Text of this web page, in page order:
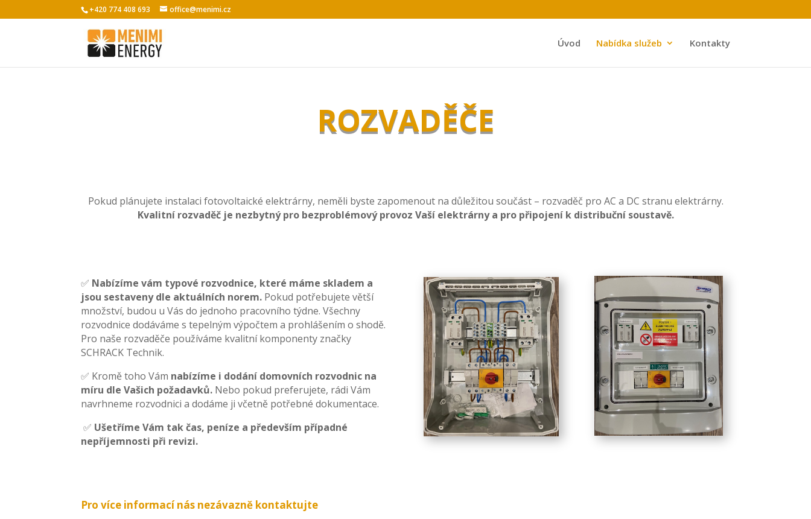
+420 774 408 693 office@menimi.cz
Úvod Nabídka služeb Kontakty
ROZVADĚČE
Pokud plánujete instalaci fotovoltaické elektrárny, neměli byste zapomenout na důležitou součást – rozvaděč pro AC a DC stranu elektrárny.
Kvalitní rozvaděč je nezbytný pro bezproblémový provoz Vaší elektrárny a pro připojení k distribuční soustavě.
✅ Nabízíme vám typové rozvodnice, které máme skladem a
jsou sestaveny dle aktuálních norem. Pokud potřebujete větší
množství, budou u Vás do jednoho pracovního týdne. Všechny
rozvodnice dodáváme s tepelným výpočtem a prohlášením o shodě.
Pro naše rozvaděče používáme kvalitní komponenty značky
SCHRACK Technik.
✅ Kromě toho Vám nabízíme i dodání domovních rozvodnic na
míru dle Vašich požadavků. Nebo pokud preferujete, rádi Vám
navrhneme rozvodnici a dodáme ji včetně potřebné dokumentace.
✅ Ušetříme Vám tak čas, peníze a především případné
nepříjemnosti při revizi.
Pro více informací nás nezávazně kontaktujte